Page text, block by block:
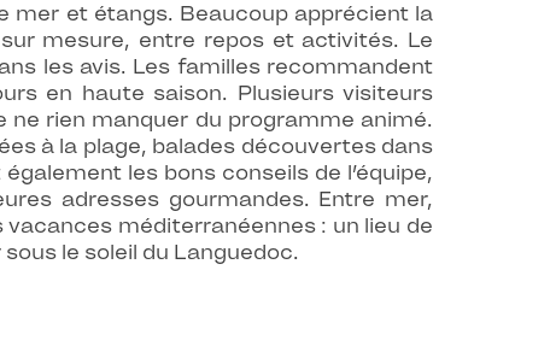
mer et étangs. Beaucoup apprécient la
mesure, entre repos et activités. Le
les avis. Les familles recommandent
en haute saison. Plusieurs visiteurs
rien manquer du programme animé.
à la plage, balades découvertes dans
les bons conseils de l’équipe,
adresses gourmandes. Entre mer,
méditerranéennes : un lieu de
le soleil du Languedoc.